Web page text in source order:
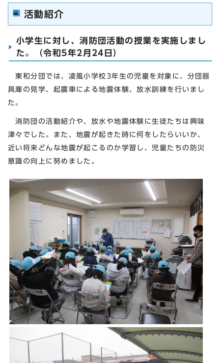
活動紹介
小学生に対し、消防団活動の授業を実施しまし
た。（令和5年2月24日）
東和分団では、凌風小学校3年生の児童を対象に、分団器
具庫の見学、起震車による地震体験、放水訓練を行いまし
た。
消防団の活動紹介や、放水や地震体験に生徒たちは興味
津々でした。また、地震が起きた時に何をしたらいいか、
近い将来どんな地震が起こるのか学習し、児童たちの防災
意識の向上に努めました。